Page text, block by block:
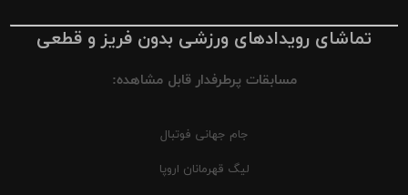
تماشای رویدادهای ورزشی بدون فریز و قطعی
مسابقات پرطرفدار قابل مشاهده:
جام جهانی فوتبال
لیگ قهرمانان اروپا